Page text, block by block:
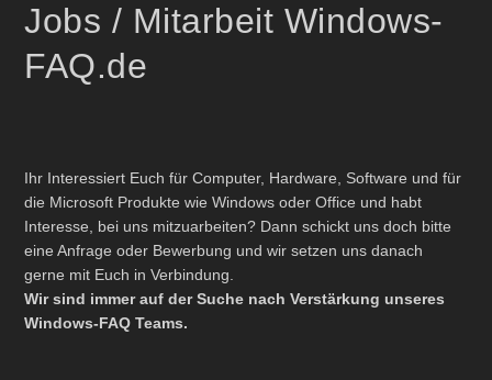
Jobs / Mitarbeit Windows-
FAQ.de
Ihr Interessiert Euch für Computer, Hardware, Software und für
die Microsoft Produkte wie Windows oder Office und habt
Interesse, bei uns mitzuarbeiten? Dann schickt uns doch bitte
eine Anfrage oder Bewerbung und wir setzen uns danach
gerne mit Euch in Verbindung.
Wir sind immer auf der Suche nach Verstärkung unseres
Windows-FAQ Teams.